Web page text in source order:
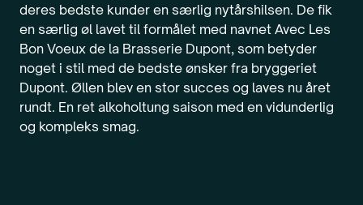
deres bedste kunder en særlig nytårshilsen. De fik
en særlig øl lavet til formålet med navnet Avec Les
Bon Voeux de la Brasserie Dupont, som betyder
noget i stil med de bedste ønsker fra bryggeriet
Dupont. Øllen blev en stor succes og laves nu året
rundt. En ret alkoholtung saison med en vidunderlig
og kompleks smag.